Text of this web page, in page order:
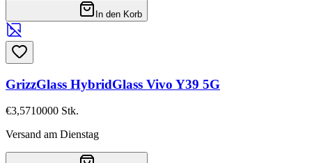
In den Korb
GrizzGlass HybridGlass Vivo Y39 5G
€3,5710000 Stk.
Versand am Dienstag